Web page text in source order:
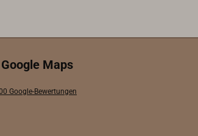
Google Maps
Google-Bewertungen